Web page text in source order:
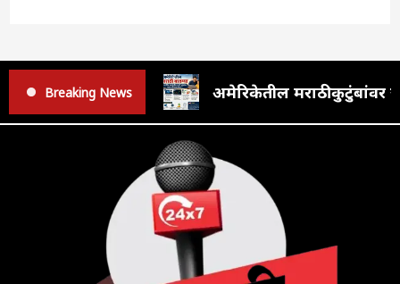
Breaking News अमेरिकेतील मराठी कुटुंबांवर